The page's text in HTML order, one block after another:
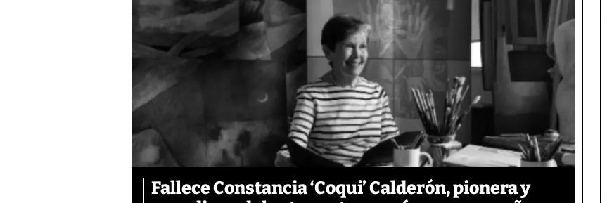
Fallece Constancia ‘Coqui’ Calderón, pionera y